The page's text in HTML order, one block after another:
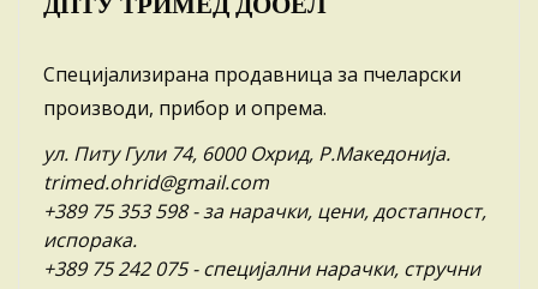
Специјализирана продавница за пчеларски
производи, прибор и опрема.
ул. Питу Гули 74, 6000 Охрид, Р.Македонија.
trimed.ohrid@gmail.com
+389 75 353 598- за нарачки, цени, достапност,
испорака.
+389 75 242 075- специјални нарачки, стручни